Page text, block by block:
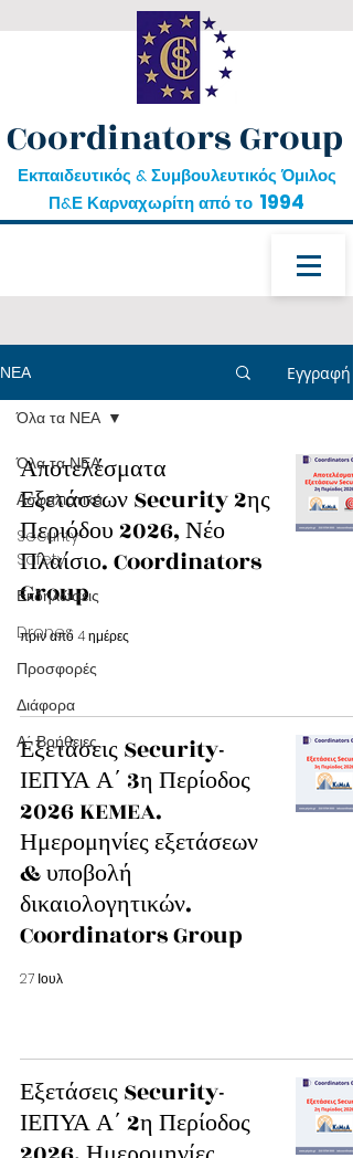
Coordinators Group
Εκπαιδευτικός & Συμβουλευτικός Όμιλος
Π&Ε Καρναχωρίτη από το 1994
ΝΕΑ Εγγραφή
Όλα τα ΝΕΑ
Ασφαλιστικά
Security-
Safety
Εκδηλώσεις
Drones
Προσφορές
Διάφορα
Α΄ Βοήθειες
Όλα τα ΝΕΑ
Αποτελέσματα
Εξετάσεων Security 2ης
Περιόδου 2026, Νέο
Πλαίσιο. Coordinators
Group
πριν από 4 ημέρες
Εξετάσεις Security-
ΙΕΠΥΑ Α΄ 3η Περίοδος
2026 KEMEA.
Ημερομηνίες εξετάσεων
& υποβολή
δικαιολογητικών.
Coordinators Group
27 Ιουλ
Εξετάσεις Security-
ΙΕΠΥΑ Α΄ 2η Περίοδος